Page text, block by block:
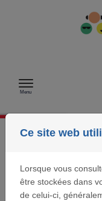
Menu
Se connecter
Ce site web
Lorsque vous
être stockées dans
de celui-ci,